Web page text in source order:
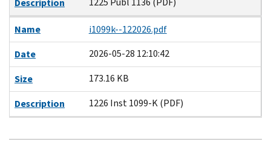
Name
i1099k--122026.pdf
Date
2026-05-28 12:10:42
Size
173.16 KB
Description
1226 Inst 1099-K (PDF)